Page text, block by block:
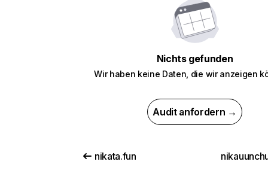
Nichts gefunden
Wir haben keine Daten, die wir anzeigen
Audit anfordern →
nikata.fun